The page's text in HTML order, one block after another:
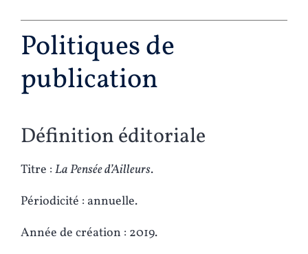
Politiques de
publication
Définition éditoriale
Titre : La Pensée d’Ailleurs.
Périodicité : annuelle.
Année de création : 2019.